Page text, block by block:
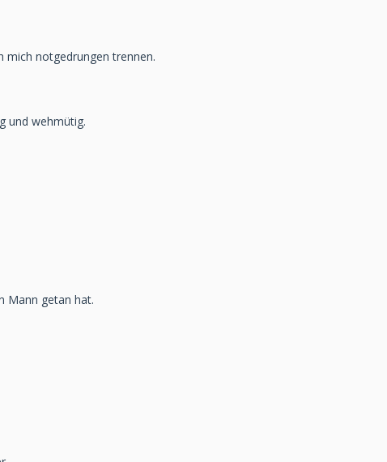
mich notgedrungen trennen.
und wehmütig.
Mann getan hat.